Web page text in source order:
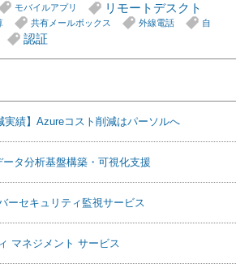
モバイルアプリ
リモートデスクト
共有メールボックス 外線電話
自
認証
実績】Azureコスト削減はパーソルへ
タ分析基盤構築・可視化支援
ーセキュリティ監視サービス
マネジメント サービス